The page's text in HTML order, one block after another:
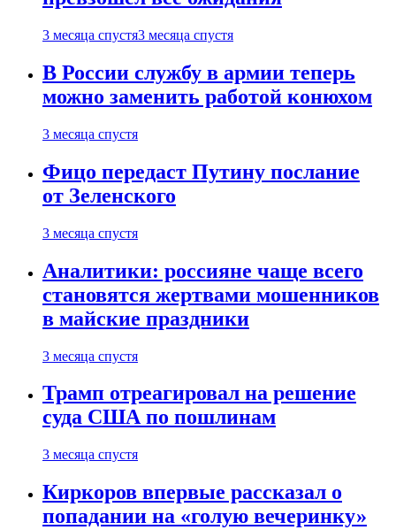
3 месяца спустя3 месяца спустя
В России службу в армии теперь
можно заменить работой конюхом
3 месяца спустя
Фицо передаст Путину послание
от Зеленского
3 месяца спустя
Аналитики: россияне чаще всего
становятся жертвами мошенников
в майские праздники
3 месяца спустя
Трамп отреагировал на решение
суда США по пошлинам
3 месяца спустя
Киркоров впервые рассказал о
попадании на «голую вечеринку»